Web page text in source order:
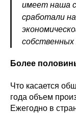
имеет наша
сработали
собственных
Более
Что касается
года объем
Ежегодно в